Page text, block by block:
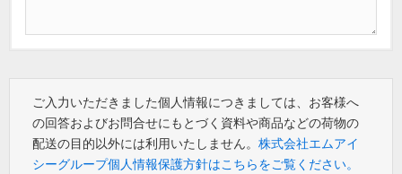
ご入力いただきました個人情報につきましては、お客様へ
の回答およびお問合せにもとづく資料や商品などの荷物の
配送の目的以外には利用いたしません。 株式会社エムアイ
シーグループ個人情報保護方針はこちらをご覧ください。